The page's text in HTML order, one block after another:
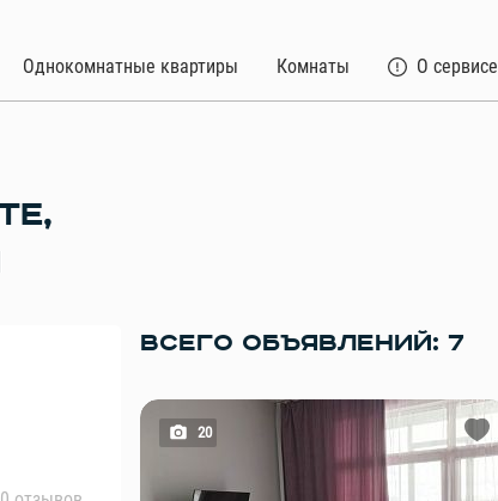
Однокомнатные квартиры Комнаты О сервисе
ВСЕГО ОБЪЯВЛЕНИЙ: 7
20